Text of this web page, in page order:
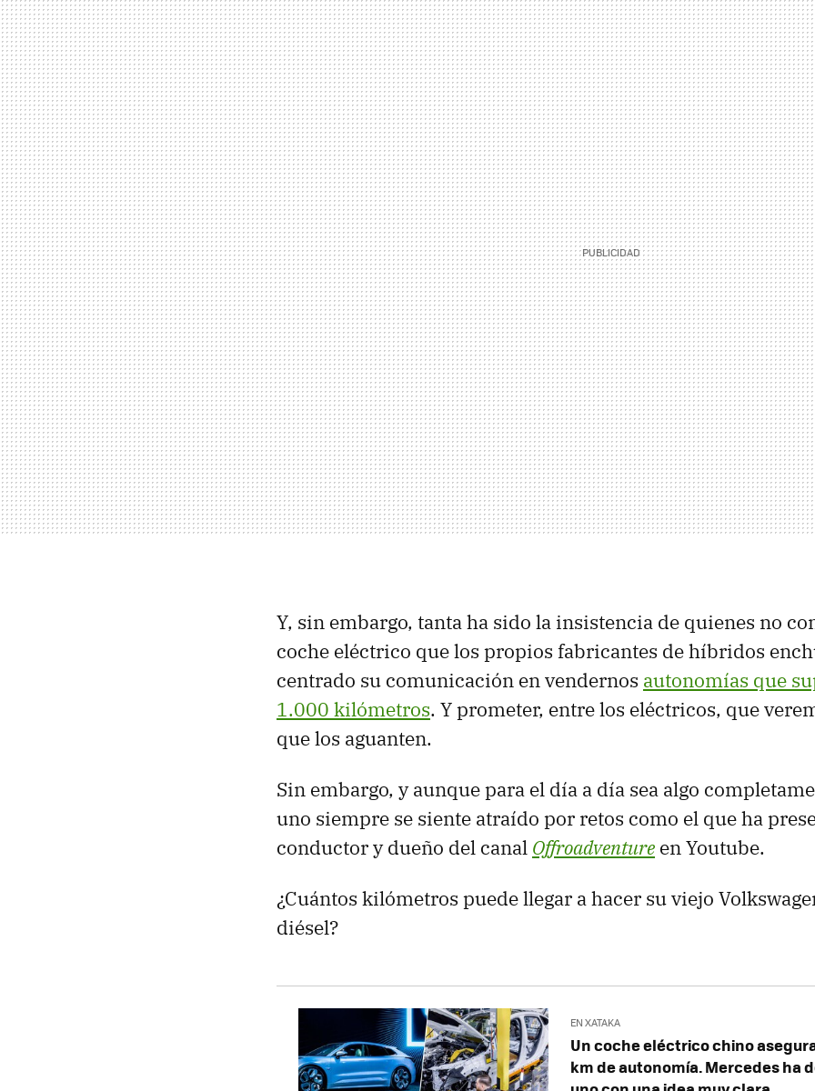
Y, sin embargo, tanta ha sido la insistencia de quienes no
coche eléctrico que los propios fabricantes de híbridos
centrado su comunicación en vendernos autonomías que
1.000 kilómetros. Y prometer, entre los eléctricos, que
que los aguanten.
Sin embargo, y aunque para el día a día sea algo
uno siempre se siente atraído por retos como el que ha
conductor y dueño del canal Offroadventure en Youtube.
¿Cuántos kilómetros puede llegar a hacer su viejo
diésel?
EN XATAKA
Un coche eléctrico chino
km de autonomía. Mercedes ha